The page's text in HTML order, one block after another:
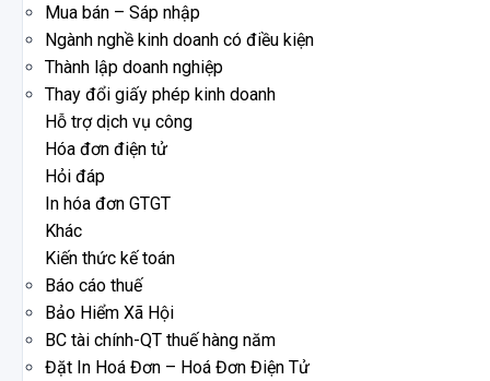
Mua bán – Sáp nhập
Ngành nghề kinh doanh có điều kiện
Thành lập doanh nghiệp
Thay đổi giấy phép kinh doanh
Hỗ trợ dịch vụ công
Hóa đơn điện tử
Hỏi đáp
In hóa đơn GTGT
Khác
Kiến thức kế toán
Báo cáo thuế
Bảo Hiểm Xã Hội
BC tài chính-QT thuế hàng năm
Đặt In Hoá Đơn – Hoá Đơn Điện Tử